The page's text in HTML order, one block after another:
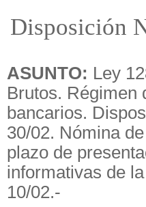
Disposición
ASUNTO: Ley
Brutos. Régimen
bancarios.
30/02. Nómina
plazo de
informativas de
10/02.-